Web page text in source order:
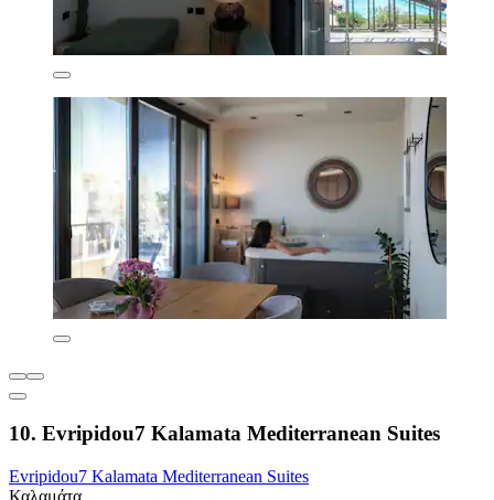
10. Evripidou7 Kalamata Mediterranean Suites
Evripidou7 Kalamata Mediterranean Suites
Καλαμάτα